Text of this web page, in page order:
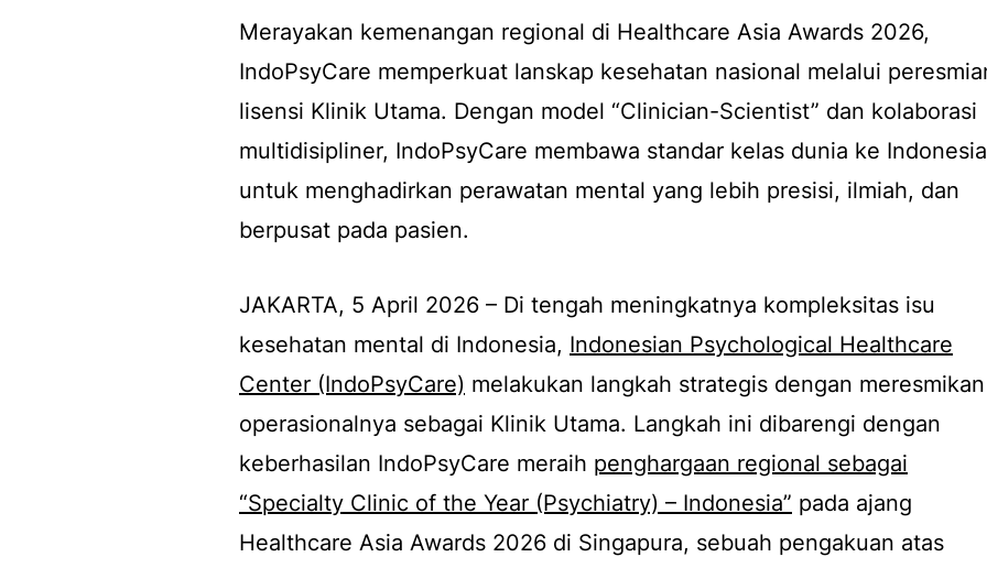
Merayakan kemenangan regional di Healthcare Asia Awards 2026,
IndoPsyCare memperkuat lanskap kesehatan nasional melalui
lisensi Klinik Utama. Dengan model “Clinician-Scientist” dan kolaborasi
multidisipliner, IndoPsyCare membawa standar kelas dunia ke Indonesia
untuk menghadirkan perawatan mental yang lebih presisi, ilmiah, dan
berpusat pada pasien.
JAKARTA, 5 April 2026 – Di tengah meningkatnya kompleksitas isu
kesehatan mental di Indonesia, Indonesian Psychological Healthcare
Center (IndoPsyCare) melakukan langkah strategis dengan meresmikan
operasionalnya sebagai Klinik Utama. Langkah ini dibarengi dengan
keberhasilan IndoPsyCare meraih penghargaan regional sebagai
“Specialty Clinic of the Year (Psychiatry) – Indonesia” pada ajang
Healthcare Asia Awards 2026 di Singapura, sebuah pengakuan atas